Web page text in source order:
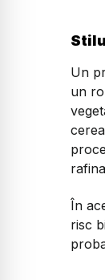
Un
un
În
risc